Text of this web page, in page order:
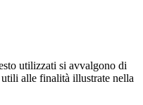
utilizzati si avvalgono di
alle finalità illustrate nella